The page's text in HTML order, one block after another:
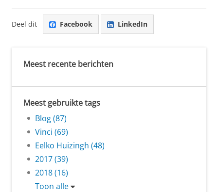
Deel dit Facebook LinkedIn
Meest recente berichten
Meest gebruikte tags
Blog (87)
Vinci (69)
Eelko Huizingh (48)
2017 (39)
2018 (16)
Toon alle